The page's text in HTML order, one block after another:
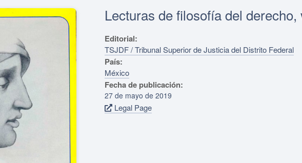
Lecturas de filosofía del
Editorial:
TSJDF / Tribunal Superior de Justicia del Distrito Federal
País:
México
Fecha de publicación:
27 de mayo de 2019
Legal Page